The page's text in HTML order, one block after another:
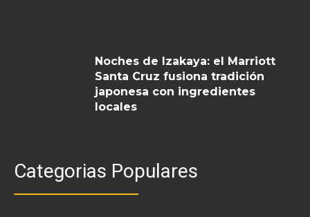
Noches de Izakaya: el Marriott
Santa Cruz fusiona tradición
japonesa con ingredientes
locales
Categorias Populares